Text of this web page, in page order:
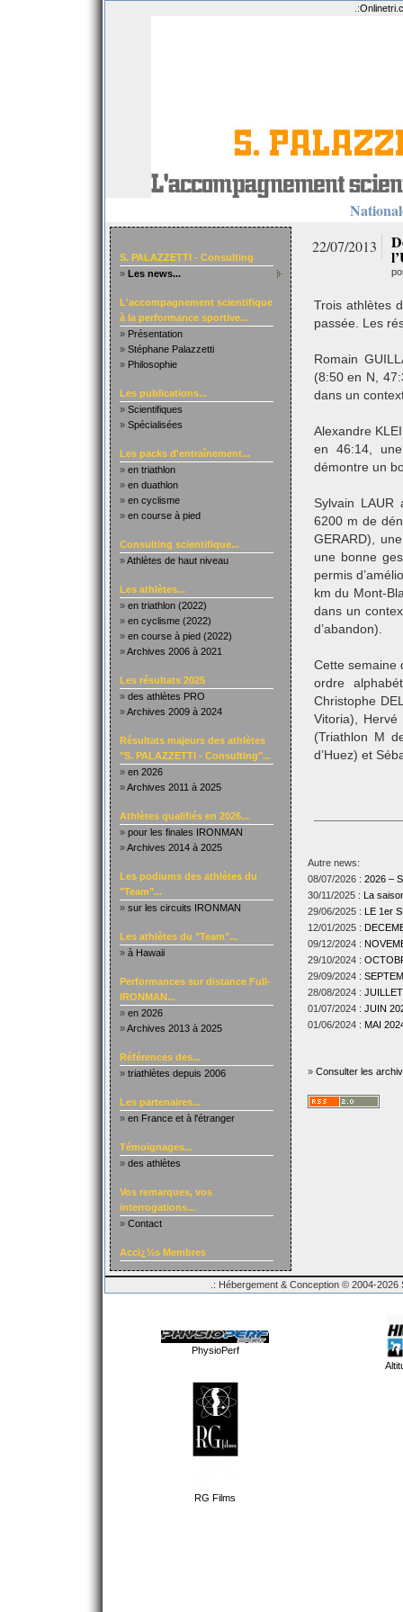
.:
S. PALAZZETTI - Consulting
» Les news...
L'accompagnement scientifique
à la performance sportive...
» Présentation
» Stéphane Palazzetti
» Philosophie
Les publications...
» Scientifiques
» Spécialisées
Les packs d'entraînement...
» en triathlon
» en duathlon
» en cyclisme
» en course à pied
Consulting scientifique...
»Athlètes de haut niveau
Les athlètes...
» en triathlon (2022)
» en cyclisme (2022)
» en course à pied (2022)
»Archives 2006 à 2021
Les résultats 2025
» des athlètes PRO
»Archives 2009 à 2024
Résultats majeurs des athlètes
"S. PALAZZETTI - Consulting"...
» en 2026
»Archives 2011 à 2025
Athlètes qualifiés en 2026...
» pour les finales IRONMAN
»Archives 2014 à 2025
Les podiums des athlètes du
"Team"...
» sur les circuits IRONMAN
Les athlètes du "Team"...
» à Hawaii
Performances sur distance Full-
IRONMAN...
» en 2026
»Archives 2013 à 2025
Références des...
» triathlètes depuis 2006
Les partenaires...
» en France et à l'étranger
Témoignages...
» des athlètes
Vos remarques, vos
interrogations...
» Contact
Accï¿½s Membres
22/07/2013
Trois athlètes
passée. Les
Romain
(8:50 en N,
dans un
Alexandre
en 46:14,
démontre un
Sylvain LAUR
6200 m de
GERARD),
une bonne
permis
km du Mont-
dans un
d’abandon).
Cette semaine
ordre
Christophe
Vitoria), Hervé
(Triathlon M
d’Huez) et
Autre news:
08/07/2026 : 2026 –
30/11/2025 : La
29/06/2025 : LE 1er
12/01/2025 :
09/12/2024 :
29/10/2024 :
29/09/2024 :
28/08/2024 :
01/07/2024 : JUIN
01/06/2024 : MAI
» Consulter les
.: Hébergement & Conception © 2004-
PhysioPerf
RG Films